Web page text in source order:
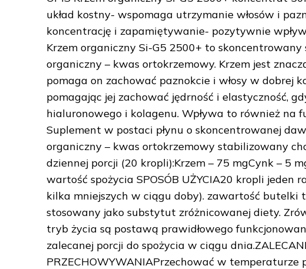
układ kostny- wspomaga utrzymanie włosów i
koncentrację i zapamiętywanie- pozytywnie
Krzem organiczny Si-G5 2500+ to
organiczny – kwas ortokrzemowy. Krzem jest
pomaga on zachować paznokcie i włosy w dobrej
pomagając jej zachować jędrność i elastyczność,
hialuronowego i kolagenu. Wpływa to również na
Suplement w postaci płynu o skoncentrowanej
organiczny – kwas ortokrzemowy stabilizowany
dziennej porcji (20 kropli):Krzem – 75 mgCynk – 5
wartość spożycia SPOSÓB UŻYCIA20 kropli jeden
kilka mniejszych w ciągu doby). zawartość butelki
stosowany jako substytut zróżnicowanej diety.
tryb życia są postawą prawidłowego
zalecanej porcji do spożycia w ciągu
PRZECHOWYWANIAPrzechować w temperaturze